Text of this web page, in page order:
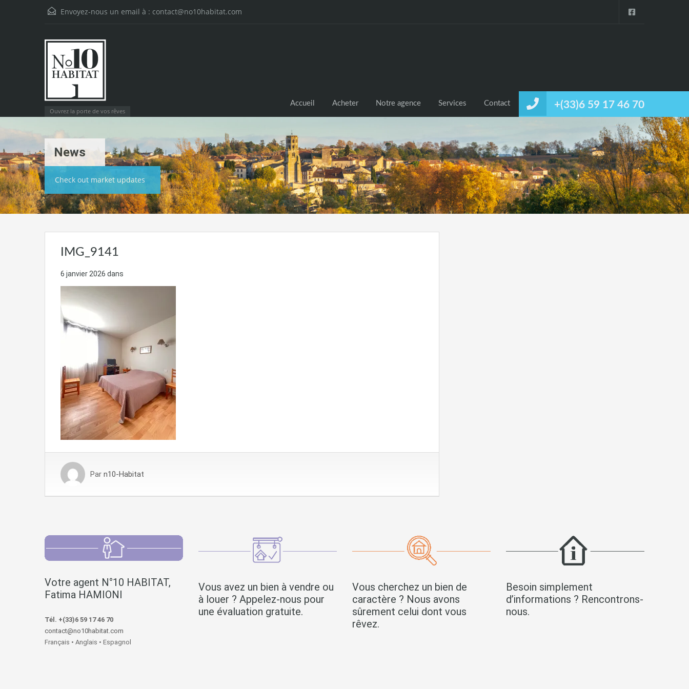
Envoyez-nous un email à : contact@no10habitat.com
Ouvrez la porte de vos rêves
+(33)6 59 17 46 70
Accueil Acheter Notre agence Services Contact
News
Check out market updates
IMG_9141
6 janvier 2026 dans
Par n10-Habitat
Votre agent N°10 HABITAT,
Fatima HAMIONI
Tél. +(33)6 59 17 46 70
contact@no10habitat.com
Français • Anglais • Espagnol
Vous avez un bien à vendre ou
à louer ? Appelez-nous pour
une évaluation gratuite.
Vous cherchez un bien de
caractère ? Nous avons
sûrement celui dont vous
rêvez.
Besoin simplement
d’informations ? Rencontrons-
nous.